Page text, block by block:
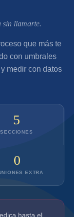
sin llamarte.
que más te
con umbrales
medir con datos
5
SECCIONES
0
EXTRA
hasta el